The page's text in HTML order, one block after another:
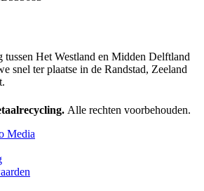
Het Westland en Midden Delftland
snel ter plaatse in de Randstad, Zeeland
Alle rechten voorbehouden.
Media